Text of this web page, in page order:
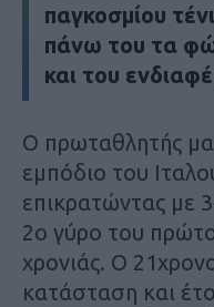
παγκοσμίου
πάνω του τα
και του
Ο πρωταθλητής
εμπόδιο του
επικρατώντας με
2ο γύρο του
χρονιάς. Ο
κατάσταση και